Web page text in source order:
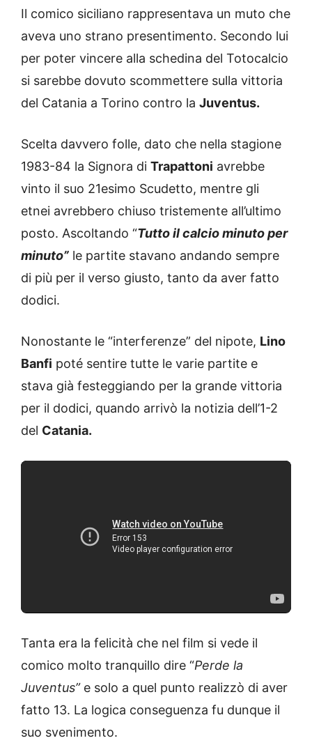
Il comico siciliano rappresentava un muto che
aveva uno strano presentimento. Secondo lui
per poter vincere alla schedina del Totocalcio
si sarebbe dovuto scommettere sulla vittoria
del Catania a Torino contro la Juventus.
Scelta davvero folle, dato che nella stagione
1983-84 la Signora di Trapattoni avrebbe
vinto il suo 21esimo Scudetto, mentre gli
etnei avrebbero chiuso tristemente all’ultimo
posto. Ascoltando “Tutto il calcio minuto per
minuto” le partite stavano andando sempre
di più per il verso giusto, tanto da aver fatto
dodici.
Nonostante le “interferenze” del nipote, Lino
Banfi poté sentire tutte le varie partite e
stava già festeggiando per la grande vittoria
per il dodici, quando arrivò la notizia dell’1-2
del Catania.
Tanta era la felicità che nel film si vede il
comico molto tranquillo dire “Perde la
Juventus”e solo a quel punto realizzò di aver
fatto 13. La logica conseguenza fu dunque il
suo svenimento.